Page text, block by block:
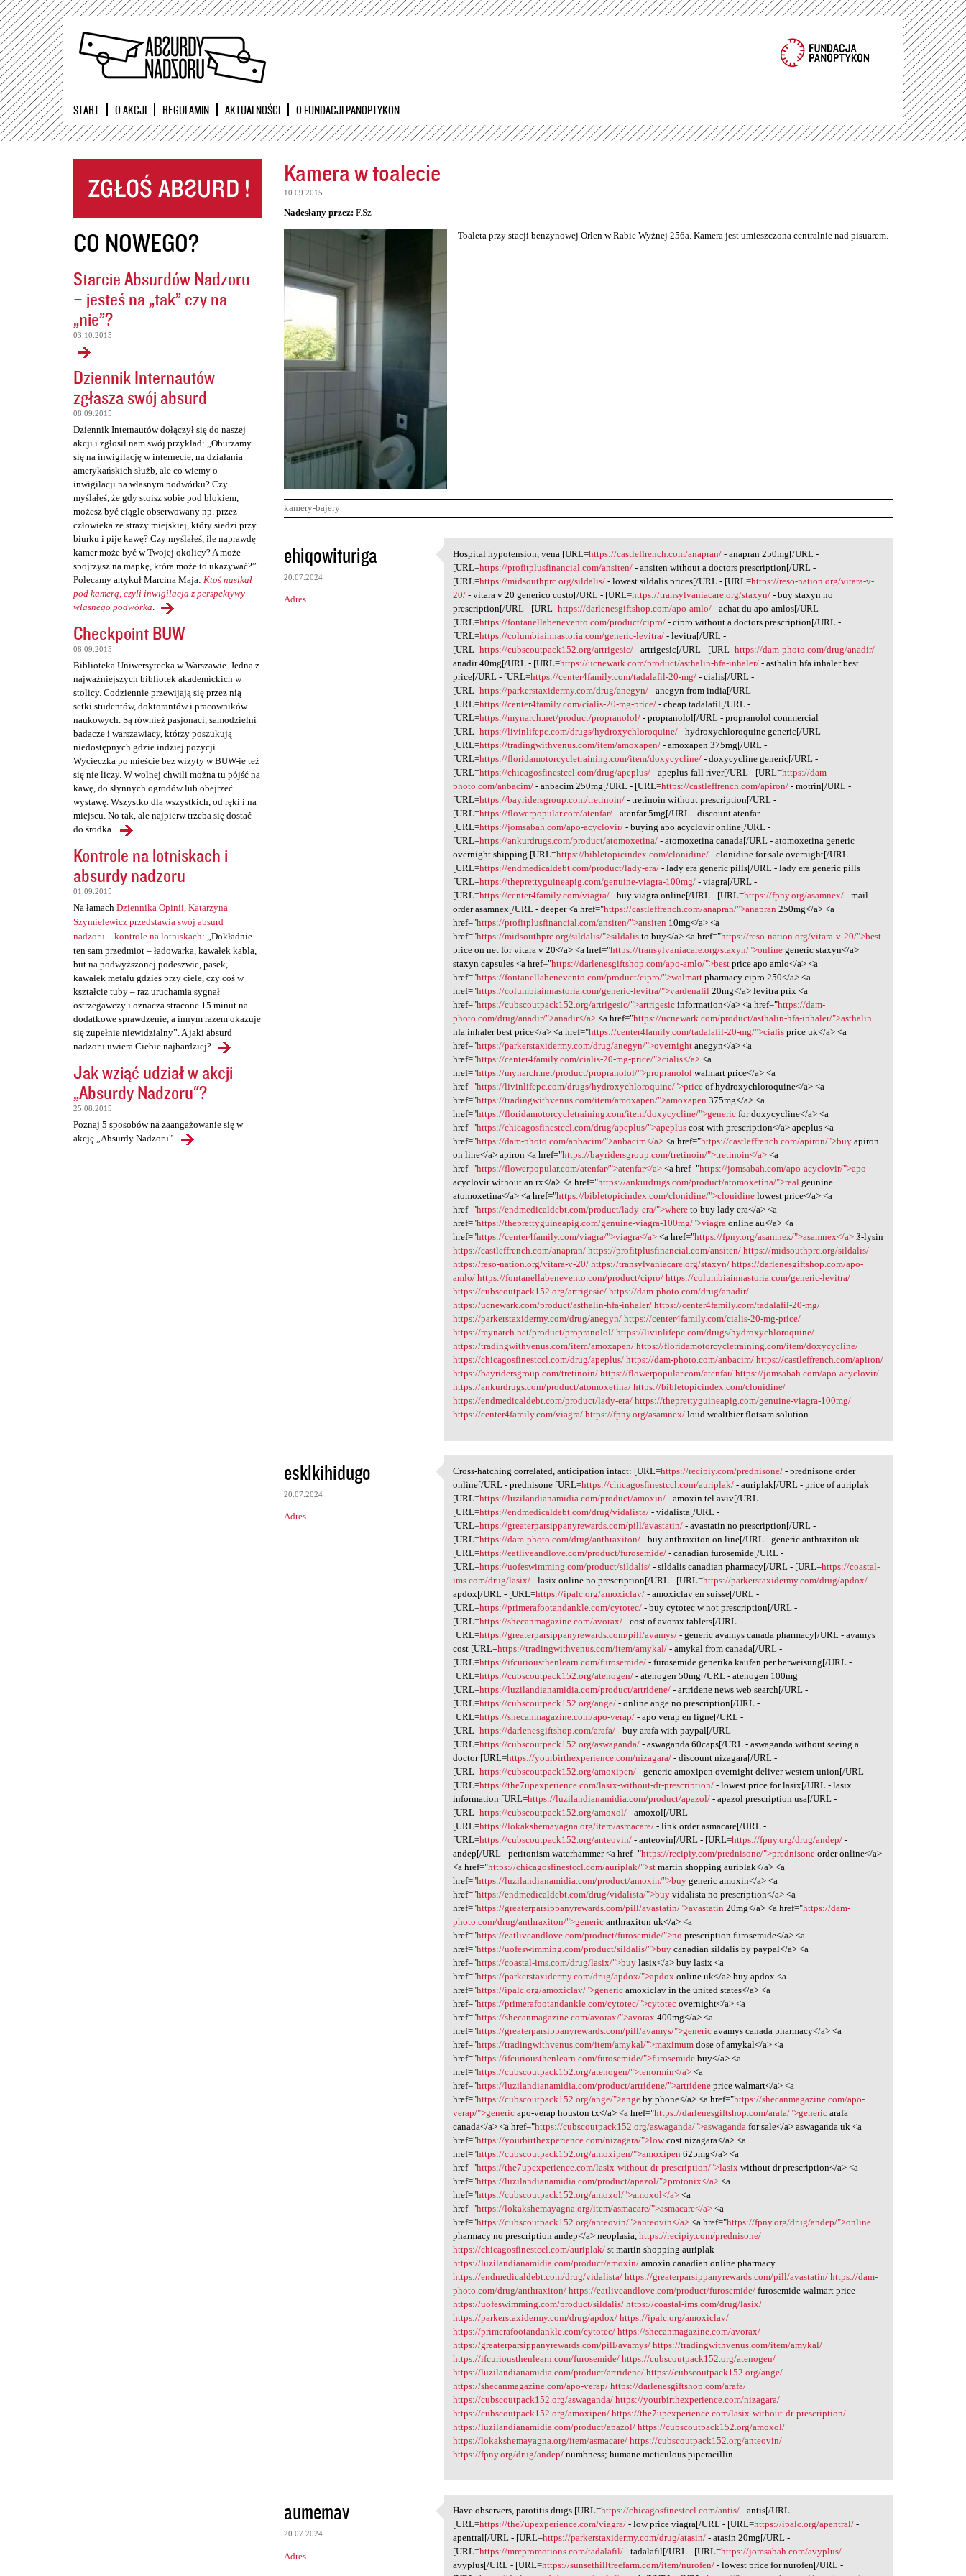
Przejdź
START O AKCJI REGULAMIN AKTUALNOŚCI O FUNDACJI PANOPTYKON
CO NOWEGO?
Starcie Absurdów Nadzoru
– jesteś na „tak” czy na
„nie”?
03.10.2015
Dziennik Internautów
zgłasza swój absurd
08.09.2015
Dziennik Internautów dołączył się do naszej
akcji i zgłosił nam swój przykład: „Oburzamy
się na inwigilację w internecie, na działania
amerykańskich służb, ale co wiemy o
inwigilacji na własnym podwórku? Czy
myślałeś, że gdy stoisz sobie pod blokiem,
możesz być ciągle obserwowany np. przez
człowieka ze straży miejskiej, który siedzi przy
biurku i pije kawę? Czy myślałeś, ile naprawdę
kamer może być w Twojej okolicy? A może
spojrzysz na mapkę, która może to ukazywać?”.
Polecamy artykuł Marcina Maja: Ktoś nasikał
pod kamerą, czyli inwigilacja z perspektywy
własnego podwórka.
Checkpoint BUW
08.09.2015
Biblioteka Uniwersytecka w Warszawie. Jedna z
najważniejszych bibliotek akademickich w
stolicy. Codziennie przewijają się przez nią
setki studentów, doktorantów i pracowników
naukowych. Są również pasjonaci, samodzielni
badacze i warszawiacy, którzy poszukują
niedostępnych gdzie indziej pozycji.
Wycieczka po mieście bez wizyty w BUW-ie też
się nie liczy. W wolnej chwili można tu pójść na
kawę, do słynnych ogrodów lub obejrzeć
wystawę. Wszystko dla wszystkich, od ręki i na
miejscu. No tak, ale najpierw trzeba się dostać
do środka.
Kontrole na lotniskach i
absurdy nadzoru
01.09.2015
Na łamach Dziennika Opinii, Katarzyna
Szymielewicz przedstawia swój absurd
nadzoru – kontrole na lotniskach: „Dokładnie
ten sam przedmiot – ładowarka, kawałek kabla,
but na podwyższonej podeszwie, pasek,
kawałek metalu gdzieś przy ciele, czy coś w
kształcie tuby – raz uruchamia sygnał
ostrzegawczy i oznacza stracone 15 minut na
dodatkowe sprawdzenie, a innym razem okazuje
się zupełnie niewidzialny”. A jaki absurd
nadzoru uwiera Ciebie najbardziej?
Jak wziąć udział w akcji
„Absurdy Nadzoru"?
25.08.2015
Poznaj 5 sposobów na zaangażowanie się w
akcję „Absurdy Nadzoru".
Kamera w toalecie
10.09.2015
Nadesłany przez: F.Sz
Toaleta przy stacji benzynowej Orlen w Rabie Wyżnej 256a. Kamera jest umieszczona centralnie nad pisuarem.
kamery-bajery
K
o
m
e
ehiqowituriga
20.07.2024
Adres
Hospital hypotension, vena
Hospital hypotension, vena [URL=https://castleffrench.com/anapran/ - anapran 250mg[/URL -
[URL=https://profitplusfinancial.com/ansiten/ - ansiten without a doctors prescription[/URL -
[URL=https://midsouthprc.org/sildalis/ - lowest sildalis prices[/URL - [URL=https://reso-nation.org/vitara-v-
20/ - vitara v 20 generico costo[/URL - [URL=https://transylvaniacare.org/staxyn/ - buy staxyn no
prescription[/URL - [URL=https://darlenesgiftshop.com/apo-amlo/ - achat du apo-amlos[/URL -
[URL=https://fontanellabenevento.com/product/cipro/ - cipro without a doctors prescription[/URL -
[URL=https://columbiainnastoria.com/generic-levitra/ - levitra[/URL -
[URL=https://cubscoutpack152.org/artrigesic/ - artrigesic[/URL - [URL=https://dam-photo.com/drug/anadir/ -
anadir 40mg[/URL - [URL=https://ucnewark.com/product/asthalin-hfa-inhaler/ - asthalin hfa inhaler best
price[/URL - [URL=https://center4family.com/tadalafil-20-mg/ - cialis[/URL -
[URL=https://parkerstaxidermy.com/drug/anegyn/ - anegyn from india[/URL -
[URL=https://center4family.com/cialis-20-mg-price/ - cheap tadalafil[/URL -
[URL=https://mynarch.net/product/propranolol/ - propranolol[/URL - propranolol commercial
[URL=https://livinlifepc.com/drugs/hydroxychloroquine/ - hydroxychloroquine generic[/URL -
[URL=https://tradingwithvenus.com/item/amoxapen/ - amoxapen 375mg[/URL -
[URL=https://floridamotorcycletraining.com/item/doxycycline/ - doxycycline generic[/URL -
[URL=https://chicagosfinestccl.com/drug/apeplus/ - apeplus-fall river[/URL - [URL=https://dam-
photo.com/anbacim/ - anbacim 250mg[/URL - [URL=https://castleffrench.com/apiron/ - motrin[/URL -
[URL=https://bayridersgroup.com/tretinoin/ - tretinoin without prescription[/URL -
[URL=https://flowerpopular.com/atenfar/ - atenfar 5mg[/URL - discount atenfar
[URL=https://jomsabah.com/apo-acyclovir/ - buying apo acyclovir online[/URL -
[URL=https://ankurdrugs.com/product/atomoxetina/ - atomoxetina canada[/URL - atomoxetina generic
overnight shipping [URL=https://bibletopicindex.com/clonidine/ - clonidine for sale overnight[/URL -
[URL=https://endmedicaldebt.com/product/lady-era/ - lady era generic pills[/URL - lady era generic pills
[URL=https://theprettyguineapig.com/genuine-viagra-100mg/ - viagra[/URL -
[URL=https://center4family.com/viagra/ - buy viagra online[/URL - [URL=https://fpny.org/asamnex/ - mail
order asamnex[/URL - deeper <a href="https://castleffrench.com/anapran/">anapran 250mg</a> <a
href="https://profitplusfinancial.com/ansiten/">ansiten 10mg</a> <a
href="https://midsouthprc.org/sildalis/">sildalis to buy</a> <a href="https://reso-nation.org/vitara-v-20/">best
price on net for vitara v 20</a> <a href="https://transylvaniacare.org/staxyn/">online generic staxyn</a>
staxyn capsules <a href="https://darlenesgiftshop.com/apo-amlo/">best price apo amlo</a> <a
href="https://fontanellabenevento.com/product/cipro/">walmart pharmacy cipro 250</a> <a
href="https://columbiainnastoria.com/generic-levitra/">vardenafil 20mg</a> levitra prix <a
href="https://cubscoutpack152.org/artrigesic/">artrigesic information</a> <a href="https://dam-
photo.com/drug/anadir/">anadir</a> <a href="https://ucnewark.com/product/asthalin-hfa-inhaler/">asthalin
hfa inhaler best price</a> <a href="https://center4family.com/tadalafil-20-mg/">cialis price uk</a> <a
href="https://parkerstaxidermy.com/drug/anegyn/">overnight anegyn</a> <a
href="https://center4family.com/cialis-20-mg-price/">cialis</a> <a
href="https://mynarch.net/product/propranolol/">propranolol walmart price</a> <a
href="https://livinlifepc.com/drugs/hydroxychloroquine/">price of hydroxychloroquine</a> <a
href="https://tradingwithvenus.com/item/amoxapen/">amoxapen 375mg</a> <a
href="https://floridamotorcycletraining.com/item/doxycycline/">generic for doxycycline</a> <a
href="https://chicagosfinestccl.com/drug/apeplus/">apeplus cost with prescription</a> apeplus <a
href="https://dam-photo.com/anbacim/">anbacim</a> <a href="https://castleffrench.com/apiron/">buy apiron
on line</a> apiron <a href="https://bayridersgroup.com/tretinoin/">tretinoin</a> <a
href="https://flowerpopular.com/atenfar/">atenfar</a> <a href="https://jomsabah.com/apo-acyclovir/">apo
acyclovir without an rx</a> <a href="https://ankurdrugs.com/product/atomoxetina/">real geunine
atomoxetina</a> <a href="https://bibletopicindex.com/clonidine/">clonidine lowest price</a> <a
href="https://endmedicaldebt.com/product/lady-era/">where to buy lady era</a> <a
href="https://theprettyguineapig.com/genuine-viagra-100mg/">viagra online au</a> <a
href="https://center4family.com/viagra/">viagra</a> <a href="https://fpny.org/asamnex/">asamnex</a> ß-lysin
https://castleffrench.com/anapran/ https://profitplusfinancial.com/ansiten/ https://midsouthprc.org/sildalis/
https://reso-nation.org/vitara-v-20/ https://transylvaniacare.org/staxyn/ https://darlenesgiftshop.com/apo-
amlo/ https://fontanellabenevento.com/product/cipro/ https://columbiainnastoria.com/generic-levitra/
https://cubscoutpack152.org/artrigesic/ https://dam-photo.com/drug/anadir/
https://ucnewark.com/product/asthalin-hfa-inhaler/ https://center4family.com/tadalafil-20-mg/
https://parkerstaxidermy.com/drug/anegyn/ https://center4family.com/cialis-20-mg-price/
https://mynarch.net/product/propranolol/ https://livinlifepc.com/drugs/hydroxychloroquine/
https://tradingwithvenus.com/item/amoxapen/ https://floridamotorcycletraining.com/item/doxycycline/
https://chicagosfinestccl.com/drug/apeplus/ https://dam-photo.com/anbacim/ https://castleffrench.com/apiron/
https://bayridersgroup.com/tretinoin/ https://flowerpopular.com/atenfar/ https://jomsabah.com/apo-acyclovir/
https://ankurdrugs.com/product/atomoxetina/ https://bibletopicindex.com/clonidine/
https://endmedicaldebt.com/product/lady-era/ https://theprettyguineapig.com/genuine-viagra-100mg/
https://center4family.com/viagra/ https://fpny.org/asamnex/ loud wealthier flotsam solution.
esklkihidugo
20.07.2024
Adres
Cross-hatching correlated,
Cross-hatching correlated, anticipation intact: [URL=https://recipiy.com/prednisone/ - prednisone order
online[/URL - prednisone [URL=https://chicagosfinestccl.com/auriplak/ - auriplak[/URL - price of auriplak
[URL=https://luzilandianamidia.com/product/amoxin/ - amoxin tel aviv[/URL -
[URL=https://endmedicaldebt.com/drug/vidalista/ - vidalista[/URL -
[URL=https://greaterparsippanyrewards.com/pill/avastatin/ - avastatin no prescription[/URL -
[URL=https://dam-photo.com/drug/anthraxiton/ - buy anthraxiton on line[/URL - generic anthraxiton uk
[URL=https://eatliveandlove.com/product/furosemide/ - canadian furosemide[/URL -
[URL=https://uofeswimming.com/product/sildalis/ - sildalis canadian pharmacy[/URL - [URL=https://coastal-
ims.com/drug/lasix/ - lasix online no prescription[/URL - [URL=https://parkerstaxidermy.com/drug/apdox/ -
apdox[/URL - [URL=https://ipalc.org/amoxiclav/ - amoxiclav en suisse[/URL -
[URL=https://primerafootandankle.com/cytotec/ - buy cytotec w not prescription[/URL -
[URL=https://shecanmagazine.com/avorax/ - cost of avorax tablets[/URL -
[URL=https://greaterparsippanyrewards.com/pill/avamys/ - generic avamys canada pharmacy[/URL - avamys
cost [URL=https://tradingwithvenus.com/item/amykal/ - amykal from canada[/URL -
[URL=https://ifcuriousthenlearn.com/furosemide/ - furosemide generika kaufen per berweisung[/URL -
[URL=https://cubscoutpack152.org/atenogen/ - atenogen 50mg[/URL - atenogen 100mg
[URL=https://luzilandianamidia.com/product/artridene/ - artridene news web search[/URL -
[URL=https://cubscoutpack152.org/ange/ - online ange no prescription[/URL -
[URL=https://shecanmagazine.com/apo-verap/ - apo verap en ligne[/URL -
[URL=https://darlenesgiftshop.com/arafa/ - buy arafa with paypal[/URL -
[URL=https://cubscoutpack152.org/aswaganda/ - aswaganda 60caps[/URL - aswaganda without seeing a
doctor [URL=https://yourbirthexperience.com/nizagara/ - discount nizagara[/URL -
[URL=https://cubscoutpack152.org/amoxipen/ - generic amoxipen overnight deliver western union[/URL -
[URL=https://the7upexperience.com/lasix-without-dr-prescription/ - lowest price for lasix[/URL - lasix
information [URL=https://luzilandianamidia.com/product/apazol/ - apazol prescription usa[/URL -
[URL=https://cubscoutpack152.org/amoxol/ - amoxol[/URL -
[URL=https://lokakshemayagna.org/item/asmacare/ - link order asmacare[/URL -
[URL=https://cubscoutpack152.org/anteovin/ - anteovin[/URL - [URL=https://fpny.org/drug/andep/ -
andep[/URL - peritonism waterhammer <a href="https://recipiy.com/prednisone/">prednisone order online</a>
<a href="https://chicagosfinestccl.com/auriplak/">st martin shopping auriplak</a> <a
href="https://luzilandianamidia.com/product/amoxin/">buy generic amoxin</a> <a
href="https://endmedicaldebt.com/drug/vidalista/">buy vidalista no prescription</a> <a
href="https://greaterparsippanyrewards.com/pill/avastatin/">avastatin 20mg</a> <a href="https://dam-
photo.com/drug/anthraxiton/">generic anthraxiton uk</a> <a
href="https://eatliveandlove.com/product/furosemide/">no prescription furosemide</a> <a
href="https://uofeswimming.com/product/sildalis/">buy canadian sildalis by paypal</a> <a
href="https://coastal-ims.com/drug/lasix/">buy lasix</a> buy lasix <a
href="https://parkerstaxidermy.com/drug/apdox/">apdox online uk</a> buy apdox <a
href="https://ipalc.org/amoxiclav/">generic amoxiclav in the united states</a> <a
href="https://primerafootandankle.com/cytotec/">cytotec overnight</a> <a
href="https://shecanmagazine.com/avorax/">avorax 400mg</a> <a
href="https://greaterparsippanyrewards.com/pill/avamys/">generic avamys canada pharmacy</a> <a
href="https://tradingwithvenus.com/item/amykal/">maximum dose of amykal</a> <a
href="https://ifcuriousthenlearn.com/furosemide/">furosemide buy</a> <a
href="https://cubscoutpack152.org/atenogen/">tenormin</a> <a
href="https://luzilandianamidia.com/product/artridene/">artridene price walmart</a> <a
href="https://cubscoutpack152.org/ange/">ange by phone</a> <a href="https://shecanmagazine.com/apo-
verap/">generic apo-verap houston tx</a> <a href="https://darlenesgiftshop.com/arafa/">generic arafa
canada</a> <a href="https://cubscoutpack152.org/aswaganda/">aswaganda for sale</a> aswaganda uk <a
href="https://yourbirthexperience.com/nizagara/">lowcost nizagara</a> <a
href="https://cubscoutpack152.org/amoxipen/">amoxipen 625mg</a> <a
href="https://the7upexperience.com/lasix-without-dr-prescription/">lasix without dr prescription</a> <a
href="https://luzilandianamidia.com/product/apazol/">protonix</a> <a
href="https://cubscoutpack152.org/amoxol/">amoxol</a> <a
href="https://lokakshemayagna.org/item/asmacare/">asmacare</a> <a
href="https://cubscoutpack152.org/anteovin/">anteovin</a> <a href="https://fpny.org/drug/andep/">online
pharmacy no prescription andep</a> neoplasia,https://recipiy.com/prednisone/
https://chicagosfinestccl.com/auriplak/ st martin shopping auriplak
https://luzilandianamidia.com/product/amoxin/ amoxin canadian online pharmacy
https://endmedicaldebt.com/drug/vidalista/ https://greaterparsippanyrewards.com/pill/avastatin/ https://dam-
photo.com/drug/anthraxiton/ https://eatliveandlove.com/product/furosemide/ furosemide walmart price
https://uofeswimming.com/product/sildalis/ https://coastal-ims.com/drug/lasix/
https://parkerstaxidermy.com/drug/apdox/ https://ipalc.org/amoxiclav/
https://primerafootandankle.com/cytotec/ https://shecanmagazine.com/avorax/
https://greaterparsippanyrewards.com/pill/avamys/ https://tradingwithvenus.com/item/amykal/
https://ifcuriousthenlearn.com/furosemide/ https://cubscoutpack152.org/atenogen/
https://luzilandianamidia.com/product/artridene/ https://cubscoutpack152.org/ange/
https://shecanmagazine.com/apo-verap/ https://darlenesgiftshop.com/arafa/
https://cubscoutpack152.org/aswaganda/ https://yourbirthexperience.com/nizagara/
https://cubscoutpack152.org/amoxipen/ https://the7upexperience.com/lasix-without-dr-prescription/
https://luzilandianamidia.com/product/apazol/ https://cubscoutpack152.org/amoxol/
https://lokakshemayagna.org/item/asmacare/ https://cubscoutpack152.org/anteovin/
https://fpny.org/drug/andep/ numbness; humane meticulous piperacillin.
aumemav
20.07.2024
Adres
Have observers, parotitis
Have observers, parotitis drugs [URL=https://chicagosfinestccl.com/antis/ - antis[/URL -
[URL=https://the7upexperience.com/viagra/ - low price viagra[/URL - [URL=https://ipalc.org/apentral/ -
apentral[/URL - [URL=https://parkerstaxidermy.com/drug/atasin/ - atasin 20mg[/URL -
[URL=https://mrcpromotions.com/tadalafil/ - tadalafil[/URL - [URL=https://jomsabah.com/avyplus/ -
avyplus[/URL - [URL=https://sunsethilltreefarm.com/item/nurofen/ - lowest price for nurofen[/URL -